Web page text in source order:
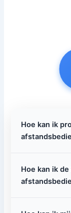
Hoe kan ik
Hoe kan ik